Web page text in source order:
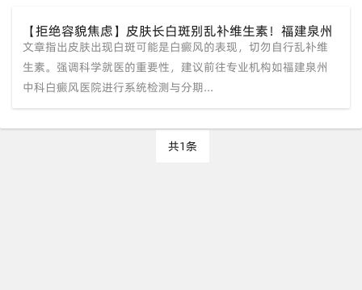
【拒绝容貌焦虑】皮肤长白斑别乱补维生素！福建泉州
中科白癜风医院倡导科学就医，重塑健康自信肌肤
文章指出皮肤出现白斑可能是白癜风的表现，切勿自行乱补维
生素。强调科学就医的重要性，建议前往专业机构如福建泉州
中科白癜风医院进行系统检测与分期...
共1条